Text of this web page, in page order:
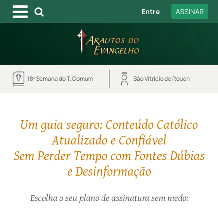
Entre ASSINAR
18ª Semana do T. Comum São Vitrício de Rouen
Um guia seguro: Conteúdo Católico
Atualizado e Confiável
Sem Perder Tempo com Fontes Dúbias
e Desinformação
Escolha o seu plano de assinatura sem medo: